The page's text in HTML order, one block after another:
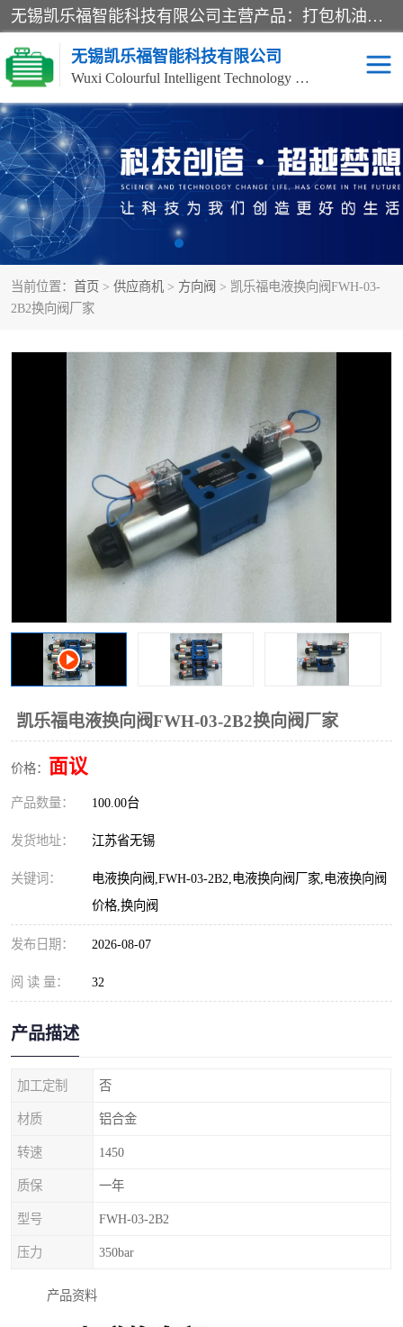
无锡凯乐福智能科技有限公司主营产品：打包机油泵、风冷式油冷却器、液压阀、液压泵、冷却器、过滤器及气动元器件。公司主导生产齿轮泵、齿轮马达、液压阀等产品。共计100多个系列、3000余种规格。覆盖了液压系统的动力元件、控制元件和执行元件，具备较强的成套供货、服务能力。
无锡凯乐福智能科技有限公司
Wuxi Colourful Intelligent Technology Co., Ltd
当前位置： 首页 > 供应商机 > 方向阀 > 凯乐福电液换向阀FWH-03-
2B2换向阀厂家
凯乐福电液换向阀FWH-03-2B2换向阀厂家
价格： 面议
产品数量： 100.00台
发货地址： 江苏省无锡
关键词：
电液换向阀,FWH-03-2B2,电液换向阀厂家,电液换向阀
价格,换向阀
发布日期： 2026-08-07
阅 读 量： 32
产品描述
加工定制 否
材质 铝合金
转速 1450
质保 一年
型号 FWH-03-2B2
压力 350bar
产品资料
齿轮泵 机床冷却泵
风冷式油冷却器 叶片泵
液压马达
柱塞泵 方向阀
列管式油冷却器